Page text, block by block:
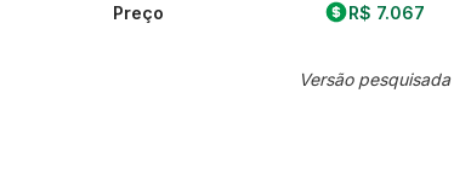
Preço R$ 7.067
Versão pesquisada